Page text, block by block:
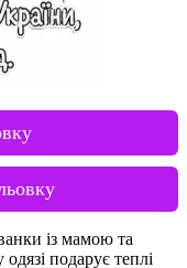
із мамою та
подарує теплі